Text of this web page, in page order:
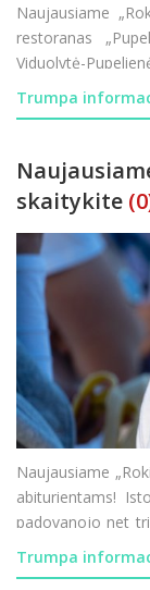
Naujausiame
restoranas
Viduolytė-
transporto patikrini
Trumpa
skaitykite
Naujausiame
abiturientams!
padovanojo net
kaip sekėsi
naujienos mi
Trumpa